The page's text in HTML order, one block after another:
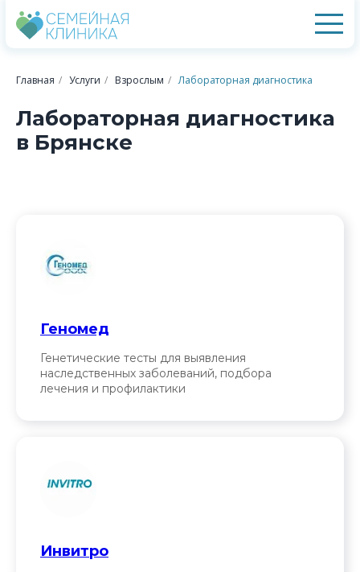
Главная / Услуги / Взрослым / Лабораторная диагностика
Лабораторная диагностика
в Брянске
Геномед
Генетические тесты для выявления
наследственных заболеваний, подбора
лечения и профилактики
Инвитро